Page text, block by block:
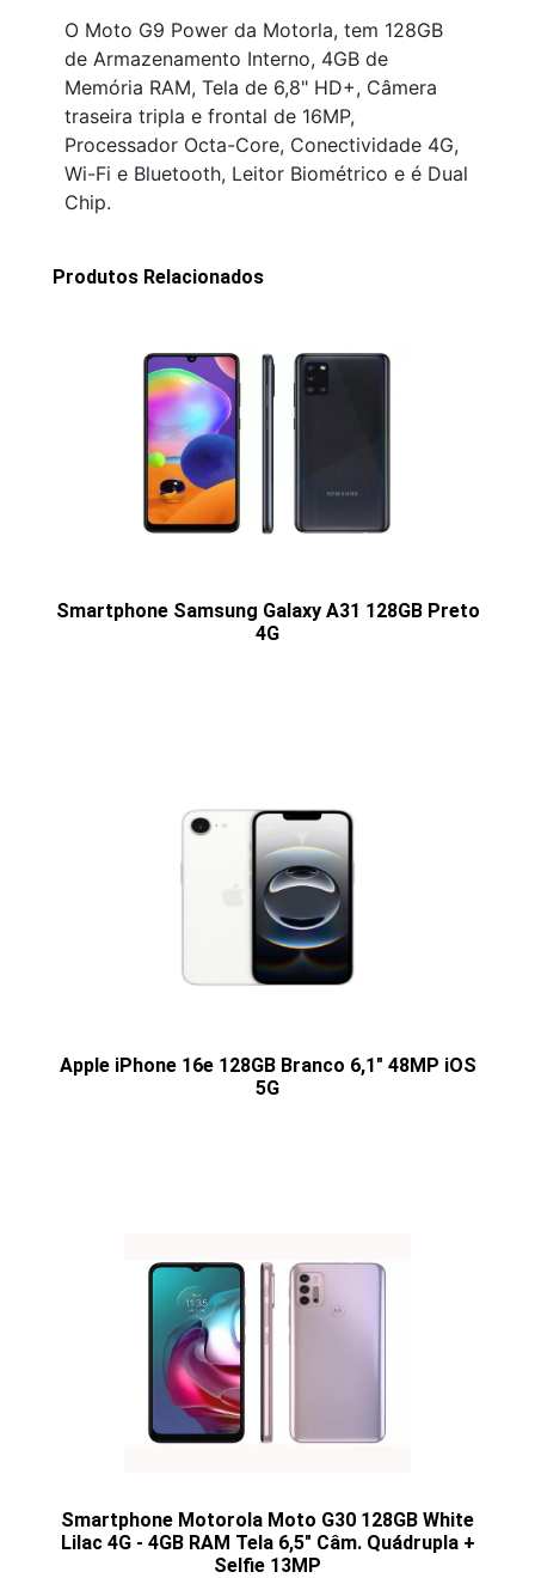
O Moto G9 Power da Motorla, tem 128GB
de Armazenamento Interno, 4GB de
Memória RAM, Tela de 6,8" HD+, Câmera
traseira tripla e frontal de 16MP,
Processador Octa-Core, Conectividade 4G,
Wi-Fi e Bluetooth, Leitor Biométrico e é Dual
Chip.
Produtos Relacionados
Smartphone Samsung Galaxy A31 128GB Preto
4G
Apple iPhone 16e 128GB Branco 6,1" 48MP iOS
5G
Smartphone Motorola Moto G30 128GB White
Lilac 4G - 4GB RAM Tela 6,5" Câm. Quádrupla +
Selfie 13MP